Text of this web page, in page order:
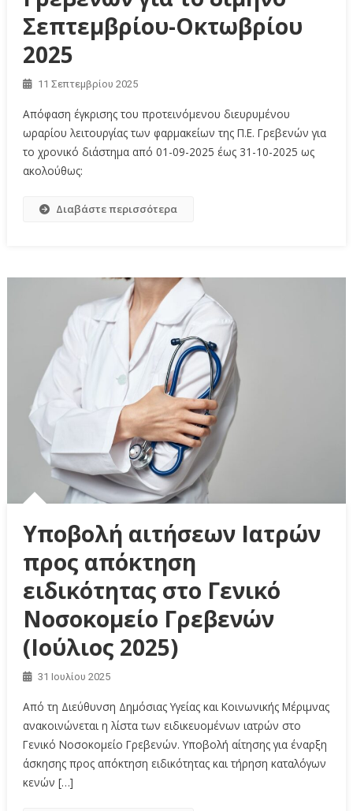
Σεπτεμβρίου-Οκτωβρίου
2025
11 Σεπτεμβρίου 2025
Απόφαση έγκρισης του προτεινόμενου διευρυμένου
ωραρίου λειτουργίας των φαρμακείων της Π.Ε. Γρεβενών για
το χρονικό διάστημα από 01-09-2025 έως 31-10-2025 ως
ακολούθως:
Διαβάστε περισσότερα
Υποβολή αιτήσεων Ιατρών
προς απόκτηση
ειδικότητας στο Γενικό
Νοσοκομείο Γρεβενών
(Ιούλιος 2025)
31 Ιουλίου 2025
Από τη Διεύθυνση Δημόσιας Υγείας και Κοινωνικής Μέριμνας
ανακοινώνεται η λίστα των ειδικευομένων ιατρών στο
Γενικό Νοσοκομείο Γρεβενών. Υποβολή αίτησης για έναρξη
άσκησης προς απόκτηση ειδικότητας και τήρηση καταλόγων
κενών […]